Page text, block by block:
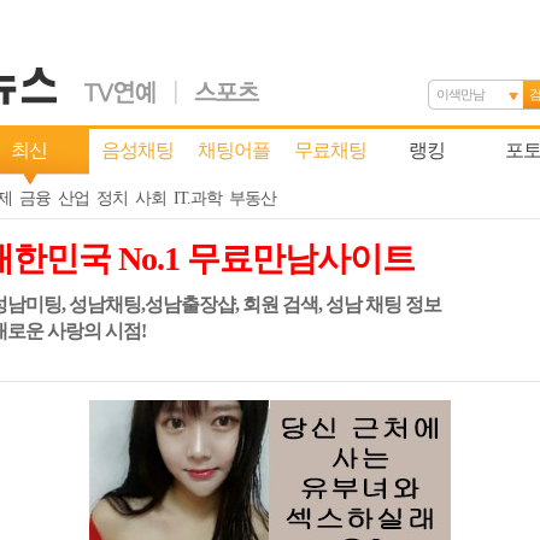
이색만남
최신 음성채팅 채팅어플 무료채팅 랭킹 포토
금융 산업 정치 사회 IT.과학 부동산
한민국 No.1 무료만남사이트
남미팅, 성남채팅,성남출장샵, 회원 검색, 성남 채팅 정보
로운 사랑의 시점!